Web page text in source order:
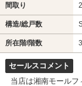
間取り
構造/総戸数
所在階/階数
セールスコメント
当店は湘南モールフ